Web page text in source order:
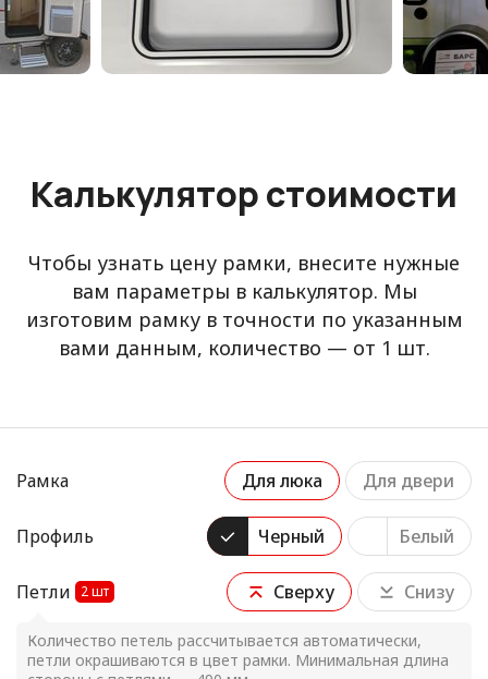
Калькулятор стоимости
Чтобы узнать цену рамки, внесите нужные
вам параметры в калькулятор. Мы
изготовим рамку в точности по указанным
вами данным, количество — от 1 шт.
Рамка Для люка Для двери
Профиль Черный Белый
Петли 2шт Сверху Снизу
Количество петель рассчитывается автоматически,
петли окрашиваются в цвет рамки. Минимальная длина